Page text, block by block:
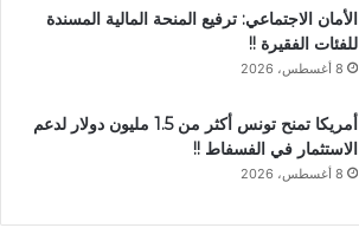
الأمان الاجتماعي: ترفيع المنحة المالية المسندة
للفئات الفقيرة !!
8 أغسطس، 2026
أمريكا تمنح تونس أكثر من 1.5 مليون دولار لدعم
الاستثمار في الفسفاط !!
8 أغسطس، 2026